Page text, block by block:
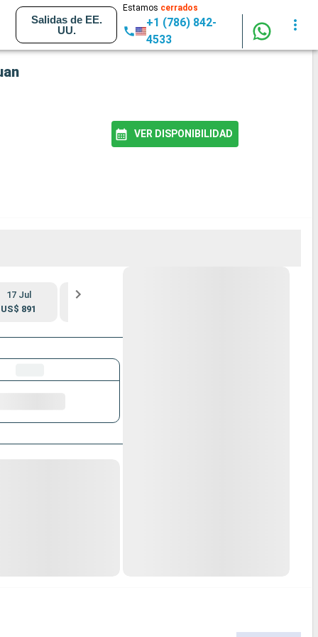
Salidas de EE.
UU.
Estamos cerrados
+1 (786) 842-
4533
VER DISPONIBILIDAD
17 Jul
US$ 891